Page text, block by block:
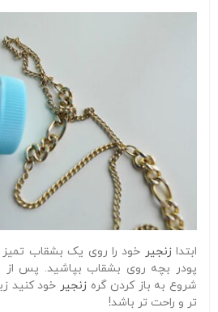
ابتدازنجیر خود را روی یک بشقاب
پودر بچه روی بشقاب بپاشید. پس از
شروع به باز کردن گره زنجیر خود کنید
تر و راحت تر باشد!